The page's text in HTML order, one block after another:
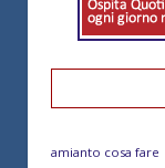
amianto cosa fare